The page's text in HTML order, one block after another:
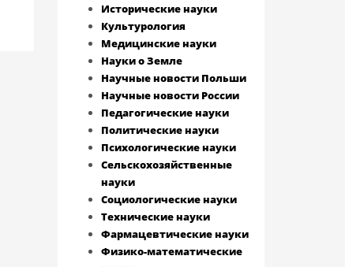
Исторические науки
Культурология
Медицинские науки
Науки о Земле
Научные новости Польши
Научные новости России
Педагогические науки
Политические науки
Психологические науки
Сельскохозяйственные
науки
Социологические науки
Технические науки
Фармацевтические науки
Физико-математические